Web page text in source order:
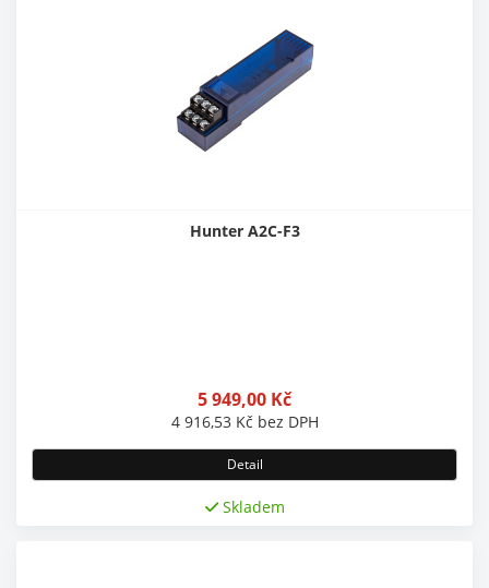
Hunter A2C-F3
5 949,00 Kč
4 916,53 Kč bez DPH
Detail
Skladem